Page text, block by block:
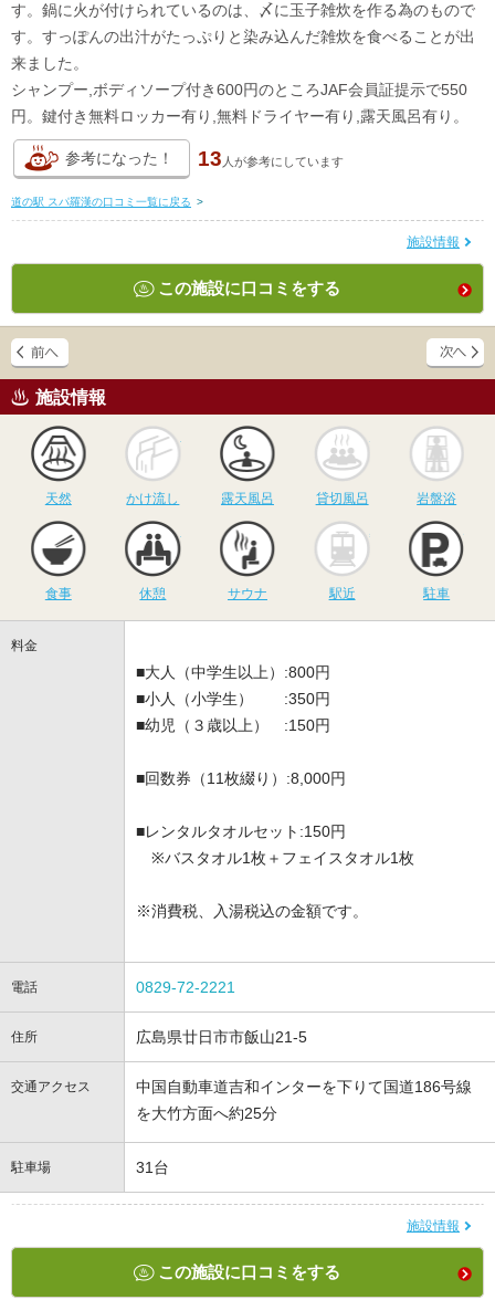
す。鍋に火が付けられているのは、〆に玉子雑炊を作る為のもので
す。すっぽんの出汁がたっぷりと染み込んだ雑炊を食べることが出
来ました。
シャンプー,ボディソープ付き600円のところJAF会員証提示で550
円。鍵付き無料ロッカー有り,無料ドライヤー有り,露天風呂有り。
参考になった！ 13 人が参考にしています
道の駅 スパ羅漢の口コミ一覧に戻る >
施設情報
この施設に口コミをする
施設情報
天然
かけ流し
かけ流し
露天風呂
露天風呂
貸切風呂
貸切風呂 岩盤浴
食事 休憩
サウナ
サウナ 駅近 駐車
料金
■大人（中学生以上）:800円
■小人（小学生） :350円
■幼児（３歳以上） :150円
■回数券（11枚綴り）:8,000円
■レンタルタオルセット:150円
※バスタオル1枚＋フェイスタオル1枚
※消費税、入湯税込の金額です。
電話 0829-72-2221
住所 広島県廿日市市飯山21-5
交通アクセス
中国自動車道吉和インターを下りて国道186号線
を大竹方面へ約25分
駐車場 31台
施設情報
この施設に口コミをする